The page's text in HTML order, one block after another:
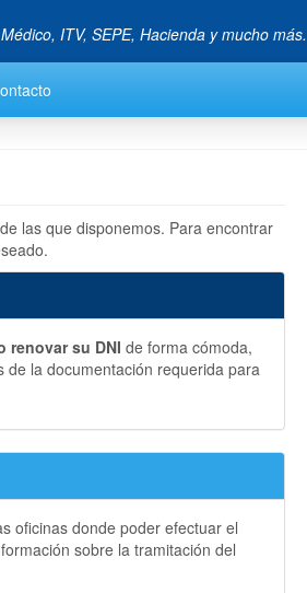
ITV, SEPE, Hacienda y mucho más.
las que disponemos. Para encontrar
renovar su DNI de forma cómoda,
la documentación requerida para
oficinas donde poder efectuar el
sobre la tramitación del